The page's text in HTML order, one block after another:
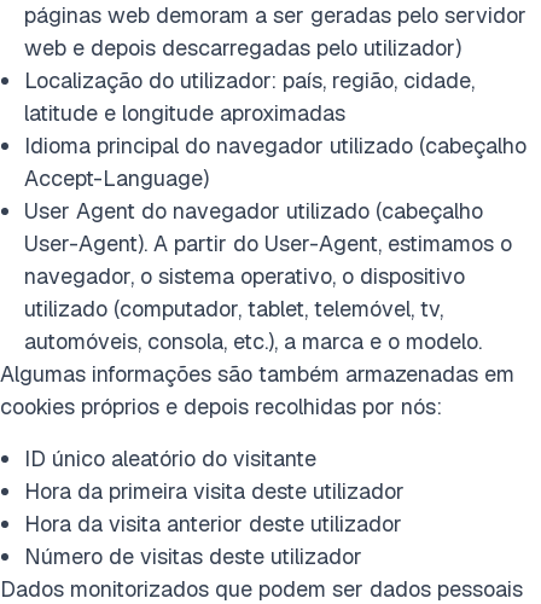
páginas web demoram a ser geradas pelo servidor
web e depois descarregadas pelo utilizador)
Localização do utilizador: país, região, cidade,
latitude e longitude aproximadas
Idioma principal do navegador utilizado (cabeçalho
Accept-Language)
User Agent do navegador utilizado (cabeçalho
User-Agent). A partir do User-Agent, estimamos o
navegador, o sistema operativo, o dispositivo
utilizado (computador, tablet, telemóvel, tv,
automóveis, consola, etc.), a marca e o modelo.
Algumas informações são também armazenadas em
cookies próprios e depois recolhidas por nós:
ID único aleatório do visitante
Hora da primeira visita deste utilizador
Hora da visita anterior deste utilizador
Número de visitas deste utilizador
Dados monitorizados que podem ser dados pessoais